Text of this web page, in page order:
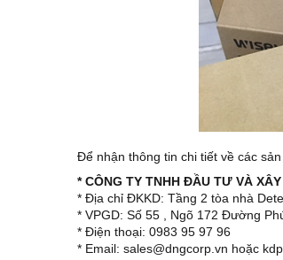
Để nhận thông tin chi tiết về các
* CÔNG TY TNHH ĐẦU TƯ VÀ
* Địa chỉ ĐKKD: Tầng 2 tòa nhà
* VPGD: Số 55 , Ngõ 172 Đường
* Điện thoại: 0983 95 97 96
* Email: sales@dngcorp.vn hoặc